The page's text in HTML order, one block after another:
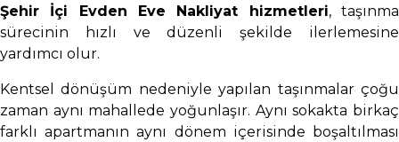
Şehir İçi Evden Eve Nakliyat hizmetleri, taşınma
sürecinin hızlı ve düzenli şekilde ilerlemesine
yardımcı olur.
Kentsel dönüşüm nedeniyle yapılan taşınmalar çoğu
zaman aynı mahallede yoğunlaşır. Aynı sokakta birkaç
farklı apartmanın aynı dönem içerisinde boşaltılması